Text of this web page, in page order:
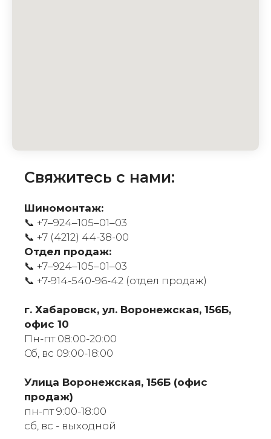
Свяжитесь с нами:
Шиномонтаж:
📞 +7‒924‒105‒01‒03
📞 +7 (4212) 44-38-00
Отдел продаж:
📞 +7‒924‒105‒01‒03
📞 +7-914-540-96-42 (отдел продаж)
г. Хабаровск, ул. Воронежская, 156Б,
офис 10
Пн-пт 08:00-20:00
Сб, вс 09:00-18:00
​Улица Воронежская, 156Б (офис
продаж)
пн-пт 9:00-18:00
сб, вс - выходной